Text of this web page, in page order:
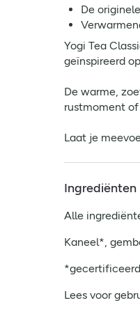
De
Yogi Tea
geïnspireerd
De warme,
rustmoment
Laat je
Ingrediënten
Alle
Kaneel*,
Lees voor